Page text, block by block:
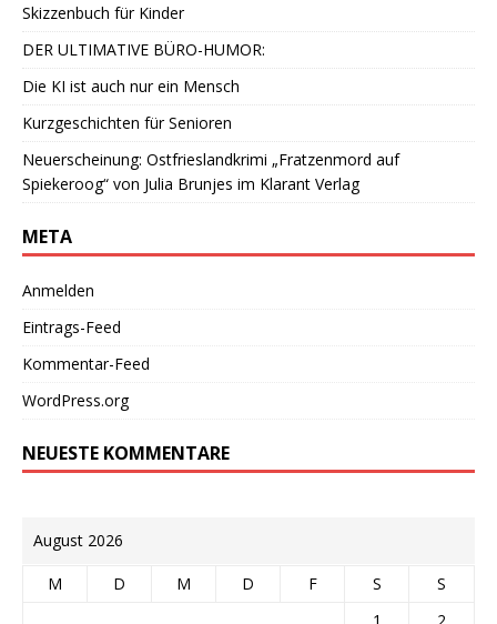
Skizzenbuch für Kinder
DER ULTIMATIVE BÜRO-HUMOR:
Die KI ist auch nur ein Mensch
Kurzgeschichten für Senioren
Neuerscheinung: Ostfrieslandkrimi „Fratzenmord auf
Spiekeroog“ von Julia Brunjes im Klarant Verlag
META
Anmelden
Eintrags-Feed
Kommentar-Feed
WordPress.org
NEUESTE KOMMENTARE
August 2026
M D M D F S
S
1
2